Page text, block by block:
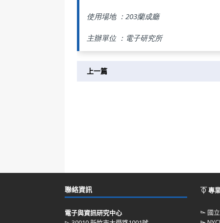
使用場地 ：203蘭成廳
主辦單位 ：電子研究所
上一篇
聯絡資訊
電子與資訊研究中心
⏁ 專
⌳ 國